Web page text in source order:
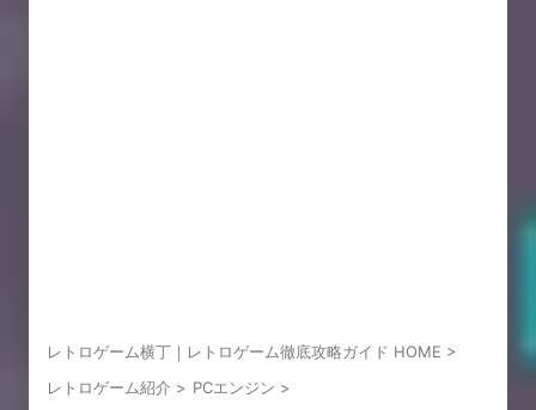
レトロゲーム横丁｜レトロゲーム徹底攻略ガイド HOME >
レトロゲーム紹介 > PCエンジン >